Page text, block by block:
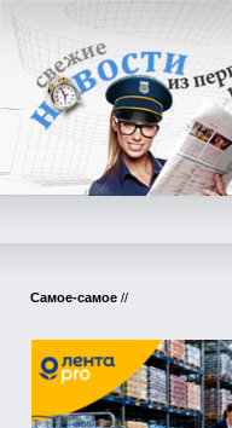
Самое-самое //